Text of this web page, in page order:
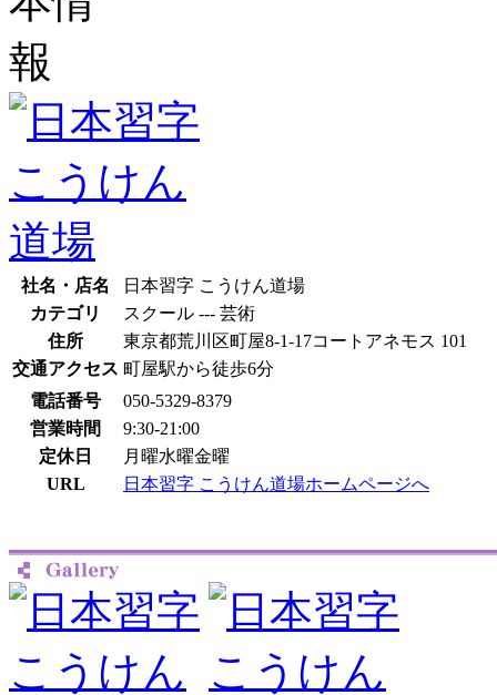
社名・店名
日本習字 こうけん道場
カテゴリ
スクール --- 芸術
住所
東京都荒川区町屋8-1-17コートアネモス 101
交通アクセス 町屋駅から徒歩6分
電話番号
050-5329-8379
営業時間
9:30-21:00
定休日
月曜水曜金曜
URL
日本習字 こうけん道場ホームページへ